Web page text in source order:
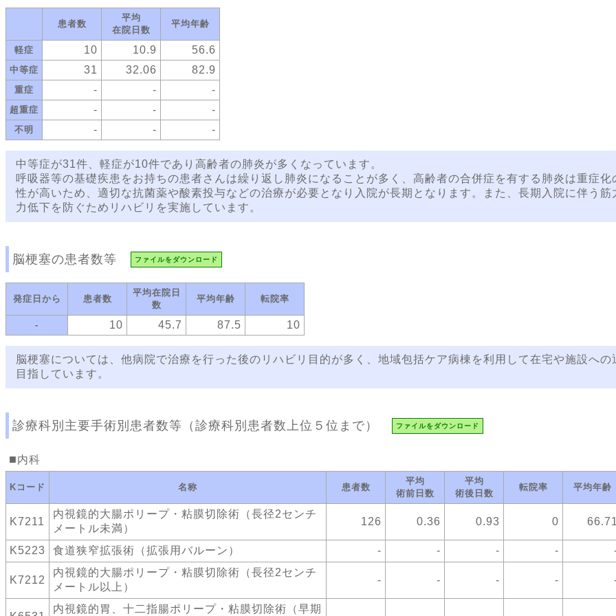
患者数
平均
在院日数
平均年齢
軽症 10 10.9 56.6
中等症 31 32.06 82.9
重症 - - -
超重症 - - -
不明 - - -
中等症が31件、軽症が10件であり高齢者の肺炎が多くなっています。
呼吸器等の基礎疾患をお持ちの患者さんは繰り返し肺炎になることが多く、高齢者の合併症を有する肺炎は重症化
性が高いため、適切な抗菌薬や酸素投与などの治療が必要となり入院が長期となります。また、長期入院に伴う筋
力低下を防ぐためリハビリを実施しています。
脳梗塞の患者数等 ファイルをダウンロード
発症日から 患者数
平均在院日
数
平均年齢 転院率
- 10 45.7 87.5 10
脳梗塞については、他病院で治療を行った後のリハビリ目的が多く、地域包括ケア病棟を利用して在宅や施設への
目指しています。
診療科別主要手術別患者数等（診療科別患者数上位５位まで） ファイルをダウンロード
内科
Kコード 名称 患者数
平均
術前日数
平均
術後日数
転院率 平均年齢
K7211
内視鏡的大腸ポリープ・粘膜切除術（長径2センチ
メートル未満）
126 0.36 0.93 0 66.71
K5223 食道狭窄拡張術（拡張用バルーン） - - - -
K7212
内視鏡的大腸ポリープ・粘膜切除術（長径2センチ
メートル以上）
- - - -
内視鏡的胃、十二指腸ポリープ・粘膜切除術（早期